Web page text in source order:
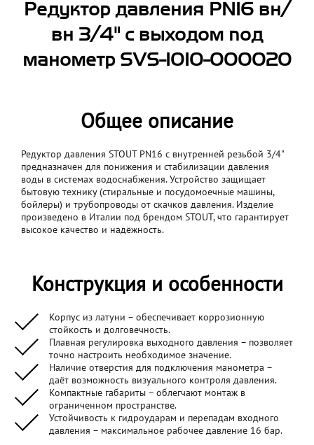
Редуктор давления PN16 вн/
вн 3/4" с выходом под
манометр SVS-1010-000020
Общее описание
Редуктор давления STOUT PN16 с внутренней резьбой 3/4"
предназначен для понижения и стабилизации давления
воды в системах водоснабжения. Устройство защищает
бытовую технику (стиральные и посудомоечные машины,
бойлеры) и трубопроводы от скачков давления. Изделие
произведено в Италии под брендом STOUT, что гарантирует
высокое качество и надёжность.
Конструкция и особенности
Корпус из латуни – обеспечивает коррозионную
стойкость и долговечность.
Плавная регулировка выходного давления – позволяет
точно настроить необходимое значение.
Наличие отверстия для подключения манометра –
даёт возможность визуального контроля давления.
Компактные габариты – облегчают монтаж в
ограниченном пространстве.
Устойчивость к гидроударам и перепадам входного
давления – максимальное рабочее давление 16 бар.